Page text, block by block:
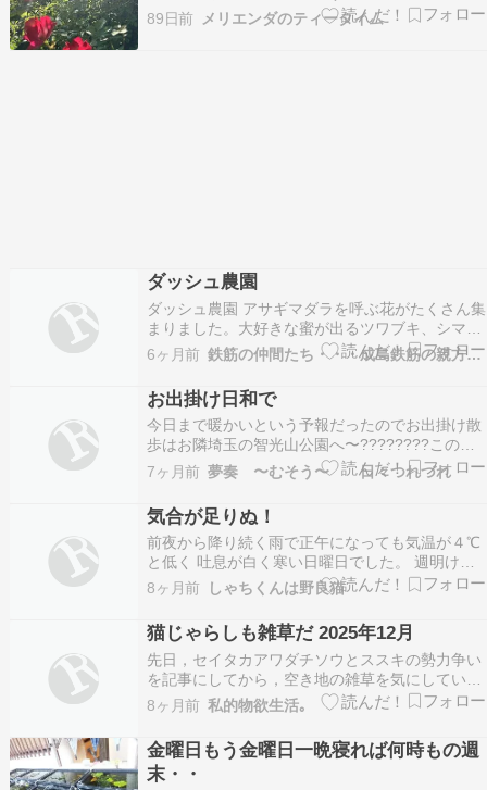
スとゴンフレナ ラブラブラブだと思っていたら急
に大きく成長して花芽もつかないセイタカアワダ
89日前 メリエンダのティータイム
ダッシュ農園
ダッシュ農園 アサギマダラを呼ぶ花がたくさん集
まりました。大好きな蜜が出るツワブキ、シマフ
ジバカマ、フジバカマ、ヒヨドリ花、スイゼンジ
花、セイタカアワダチソウ、ノアザミ、アサギマ
ダラが卵を産み付けるキジョラン、あとはスナビ
キソウです、この草は自然保護されていますので
難しいと思い…
6ヶ月前 鉄筋の仲間たち・・・成島鉄筋の親方に集う鉄筋屋
お出掛け日和で
今日まで暖かいという予報だったのでお出掛け散
歩はお隣埼玉の智光山公園へ〜????????この所
の暖かさでかもう老梅が見頃でした可愛い蕾もま
だたくさんあってしばらく楽しめそうでした冬の
定番椿に木瓜と美しく設えられた花壇名前は忘れ
ちゃったけどセイタカアワダチソウに似た黄色の
実のような…
7ヶ月前 夢奏 〜むそう〜 日々つれづれ
気合が足りぬ！
前夜から降り続く雨で正午になっても気温が４℃
と低く 吐息が白く寒い日曜日でした。 週明け月
曜日は朝から晴れて 畑の草刈りに行きました。
草刈機の中でも価格が安いのがこの刈払い機で私
は際刈りに使用してます。 所有する機械は２サイ
クルエンジンで混合燃料を使用するので ブレンダ
ーと…
8ヶ月前 しゃちくんは野良猫
猫じゃらしも雑草だ 2025年12月
先日，セイタカアワダチソウとススキの勢力争い
を記事にしてから，空き地の雑草を気にしていま
す．黄色と緑で，秋に彩りをあたえたセイタカア
ワダチソウも，12月になると，葉っぱの緑が薄ま
ってきます．ススキも茶色くなっています．＜趣
味画像16071＞ ススキやセイタカアワダチソウの
12月…
8ヶ月前 私的物欲生活｡
金曜日もう金曜日一晩寝れば何時もの週
末・・